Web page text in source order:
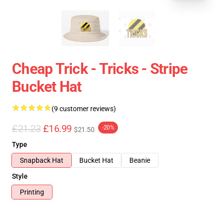
Cheap Trick - Tricks - Stripe
Bucket Hat
(9 customer reviews)
£21.23 £16.99 $21.50 -20%
Type
Snapback Hat
Bucket Hat
Beanie
Style
Printing